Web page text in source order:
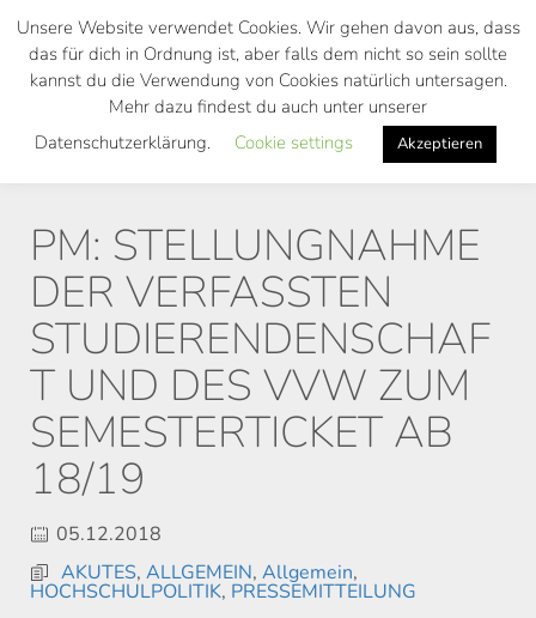
Skip
main
PM: STELLUNGNAHME
DER VERFASSTEN
STUDIERENDENSCHAF
T UND DES VVW ZUM
SEMESTERTICKET AB
18/19
05.12.2018
AKUTES, ALLGEMEIN, Allgemein,
HOCHSCHULPOLITIK, PRESSEMITTEILUNG
Unsere Website verwendet Cookies. Wir gehen davon aus, dass
das für dich in Ordnung ist, aber falls dem nicht so sein sollte
kannst du die Verwendung von Cookies natürlich untersagen.
Mehr dazu findest du auch unter unserer
Datenschutzerklärung.
Cookie settings Akzeptieren